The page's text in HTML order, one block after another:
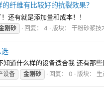
纤维有比较好的抗裂效果？
还有就是添加量和成本！！
刚砂 回复： 4 版块： 干粉砂浆技
选
知道什么样的设备适合我 还有那
设备 金刚砂 回复： 0 版块：